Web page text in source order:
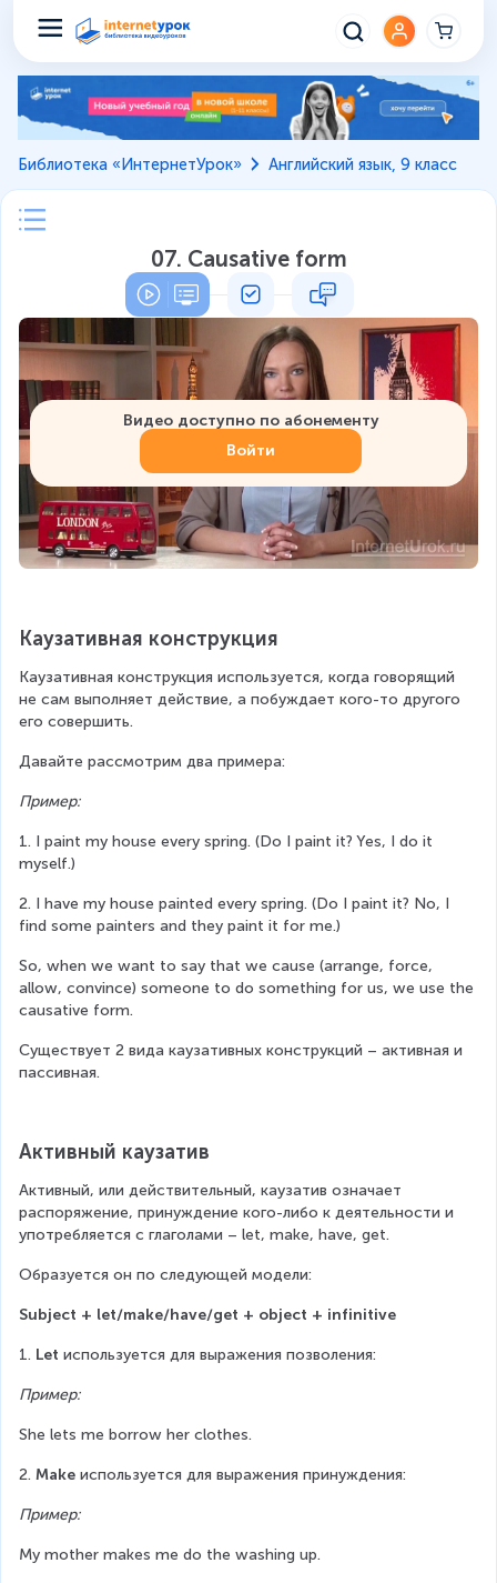
Библиотека «ИнтернетУрок» Английский язык, 9 класс
07. Causative form
Видео доступно по абонементу
Войти
Каузативная конструкция
Каузативная конструкция используется, когда говорящий
не сам выполняет действие, а побуждает кого-то другого
его совершить.
Давайте рассмотрим два примера:
Пример:
1. I paint my house every spring. (Do I paint it? Yes, I do it
myself.)
2. I have my house painted every spring. (Do I paint it? No, I
find some painters and they paint it for me.)
So, when we want to say that we cause (arrange, force,
allow, convince) someone to do something for us, we use the
causative form.
Существует 2 вида каузативных конструкций – активная и
пассивная.
Активный каузатив
Активный, или действительный, каузатив означает
распоряжение, принуждение кого-либо к деятельности и
употребляется с глаголами – let, make, have, get.
Образуется он по следующей модели:
Subject + let/make/have/get + object + infinitive
1. Let используется для выражения позволения:
Пример:
She lets me borrow her clothes.
2. Make используется для выражения принуждения:
Пример:
My mother makes me do the washing up.